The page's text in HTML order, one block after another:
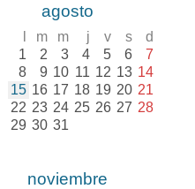
agosto
m m j v s d
1 2 3 4 5 6 7
8 9 10 11 12 13 14
15 16 17 18 19 20 21
22 23 24 25 26 27 28
29 30 31
noviembre